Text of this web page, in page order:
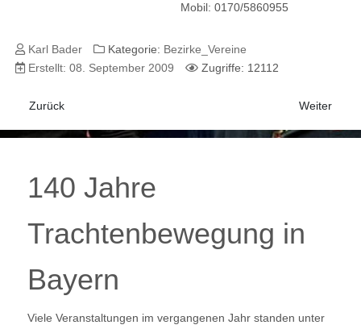
Mobil: 0170/5860955
Karl Bader Kategorie: Bezirke_Vereine
Erstellt: 08. September 2009
Zugriffe: 12112
Vorheriger Beitrag: Lechhausen
Zurück Nächster
Weiter
140 Jahre
Trachtenbewegung in
Bayern
Viele Veranstaltungen im vergangenen Jahr standen unter